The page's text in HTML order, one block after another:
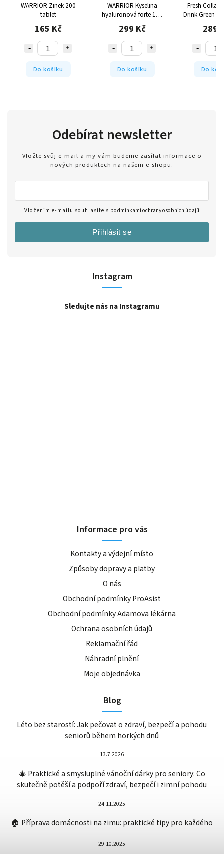
WARRIOR Zinek 200
tablet
165 Kč
Do košíku
WARRIOR Kyselina
hyaluronová forte 100
tablet
299 Kč
Do košíku
Fresh
Drink Green
289
Do
Instagram
Sledujte nás na Instagramu
Informace pro vás
Kontakty a výdejní místo
Způsoby dopravy a platby
O nás
Obchodní podmínky ProAsist
Obchodní podmínky Adamova lékárna
Ochrana osobních údajů
Reklamační řád
Náhradní plnění
Moje objednávka
Odebírat newsletter
Vložte svůj e-mail a my vám budeme zasílat informace o
nových produktech na našem e-shopu.
Vložením e-mailu souhlasíte s podmínkami ochrany osobních údajů
Přihlásit se
Blog
Léto bez starostí: Jak pečovat o zdraví, bezpečí a pohodu
seniorů během horkých dnů
13.7.2026
🎄 Praktické a smysluplné vánoční dárky pro seniory: Co
skutečně potěší a podpoří zdraví, bezpečí i zimní pohodu
24.11.2025
🏠 Příprava domácnosti na zimu: praktické tipy pro každého
29.10.2025